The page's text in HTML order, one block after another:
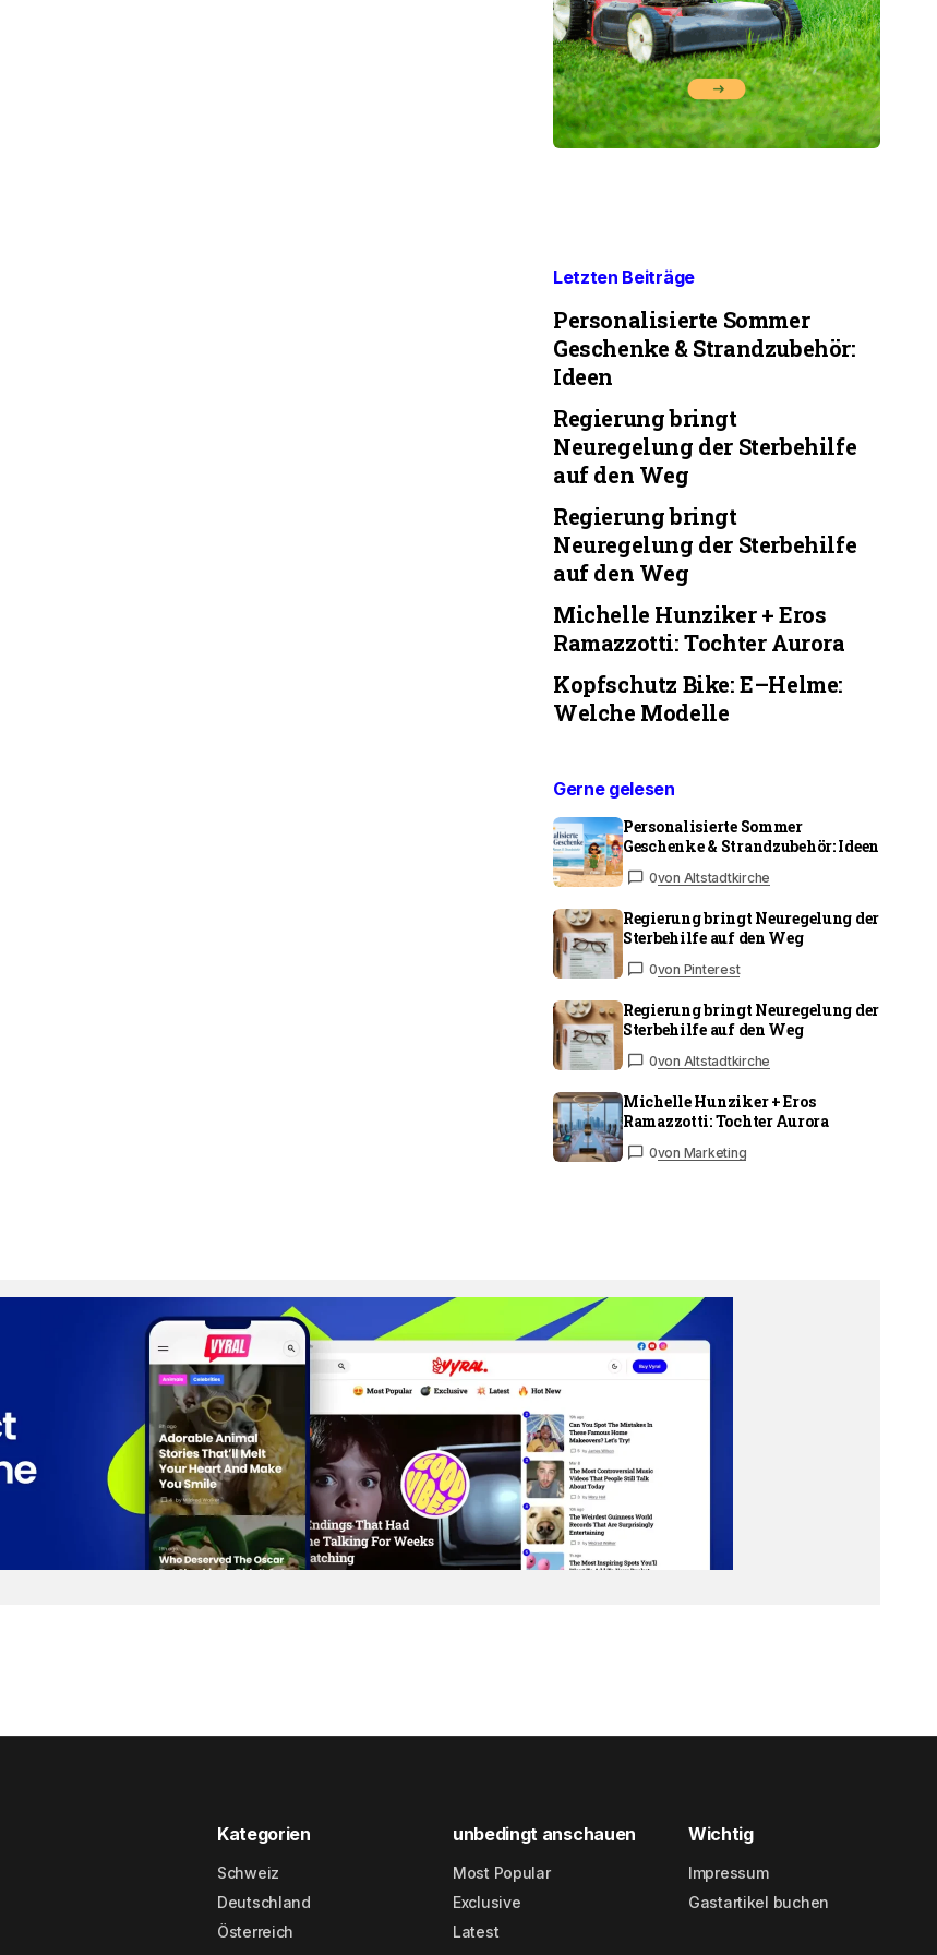
Letzten Beiträge
Personalisierte Sommer
Geschenke & Strandzubehör:
Ideen
Regierung bringt
Neuregelung der Sterbehilfe
auf den Weg
Regierung bringt
Neuregelung der Sterbehilfe
auf den Weg
Michelle Hunziker + Eros
Ramazzotti: Tochter Aurora
Kopfschutz Bike: E–Helme:
Welche Modelle
Gerne gelesen
Personalisierte Sommer
Geschenke & Strandzubehör: Ideen
0von Altstadtkirche
Regierung bringt Neuregelung der
Sterbehilfe auf den Weg
0von Pinterest
Regierung bringt Neuregelung der
Sterbehilfe auf den Weg
0von Altstadtkirche
Michelle Hunziker + Eros
Ramazzotti: Tochter Aurora
0von Marketing
Kategorien
Schweiz
Deutschland
Österreich
unbedingt anschauen
Most Popular
Exclusive
Latest
Wichtig
Impressum
Gastartikel buchen